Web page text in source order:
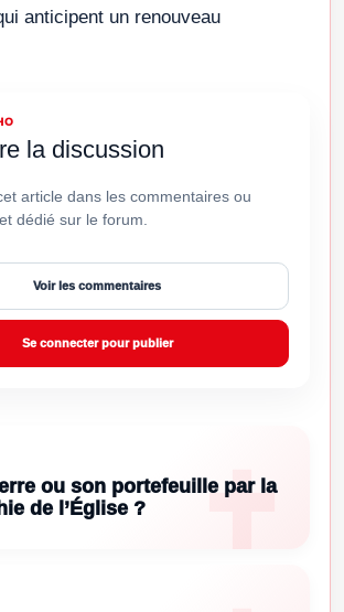
anticipent un renouveau
la discussion
article dans les commentaires ou
dédié sur le forum.
Voir les commentaires
Se connecter pour publier
ou son portefeuille par la
de l’Église ?